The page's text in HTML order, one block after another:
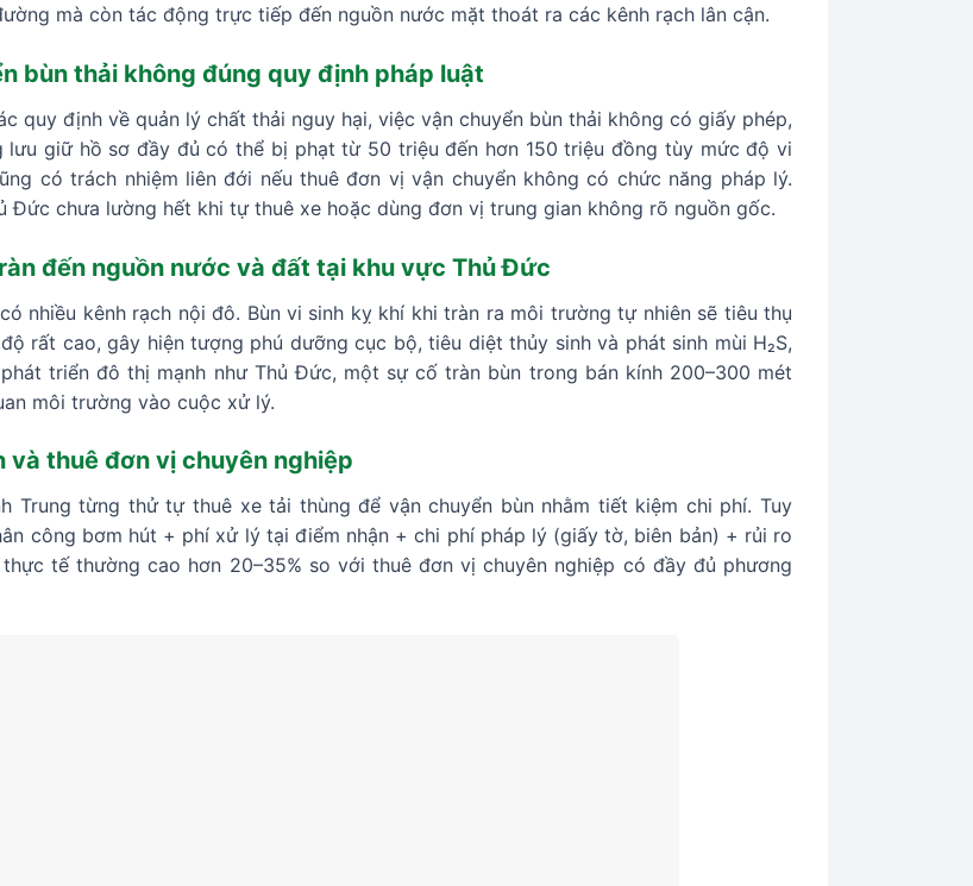
mà còn tác động trực tiếp đến nguồn nước mặt thoát ra các kênh rạch lân cận.
bùn thải không đúng quy định pháp luật
quy định về quản lý chất thải nguy hại, việc vận chuyển bùn thải không có giấy phép,
lưu giữ hồ sơ đầy đủ có thể bị phạt từ 50 triệu đến hơn 150 triệu đồng tùy mức độ vi
có trách nhiệm liên đới nếu thuê đơn vị vận chuyển không có chức năng pháp lý.
Đức chưa lường hết khi tự thuê xe hoặc dùng đơn vị trung gian không rõ nguồn gốc.
đến nguồn nước và đất tại khu vực Thủ Đức
nhiều kênh rạch nội đô. Bùn vi sinh kỵ khí khi tràn ra môi trường tự nhiên sẽ tiêu thụ
rất cao, gây hiện tượng phú dưỡng cục bộ, tiêu diệt thủy sinh và phát sinh mùi H₂S,
triển đô thị mạnh như Thủ Đức, một sự cố tràn bùn trong bán kính 200–300 mét
môi trường vào cuộc xử lý.
và thuê đơn vị chuyên nghiệp
Trung từng thử tự thuê xe tải thùng để vận chuyển bùn nhằm tiết kiệm chi phí. Tuy
công bơm hút + phí xử lý tại điểm nhận + chi phí pháp lý (giấy tờ, biên bản) + rủi ro
tế thường cao hơn 20–35% so với thuê đơn vị chuyên nghiệp có đầy đủ phương